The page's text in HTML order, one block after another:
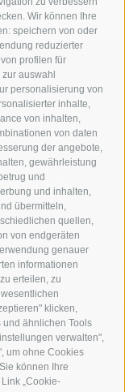
Wir können Ihre
speichern von oder
reduzierter
profilen für
auswahl
personalisierung von
inhalte,
von inhalten,
von daten
der angebote,
gewährleistung
und
und inhalten,
übermitteln,
quellen,
von endgeräten
genauer
informationen
erteilen, zu
klicken,
ähnlichen Tools
verwalten",
um ohne Cookies
können Ihre
„Cookie-
DES